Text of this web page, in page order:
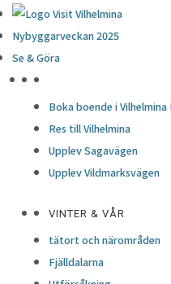
Nybyggarveckan 2025
Se & Göra
Boka boende i
Res till Vilhelmina
Upplev Sagavägen
Upplev Vildmarksvägen
VINTER & VÅR
tätort och närområden
Fjälldalarna